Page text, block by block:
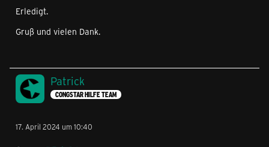
Erledigt.
Gruß und vielen Dank.
Patrick
CONGSTAR HILFE TEAM
17. April 2024 um 10:40